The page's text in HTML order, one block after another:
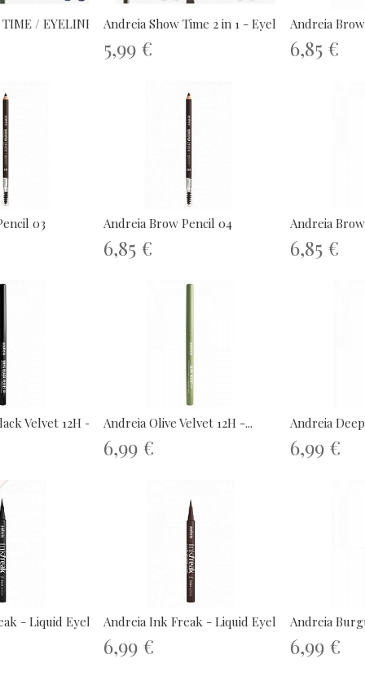
/ EYELINER Andreia Show Time 2 in 1 - Eyeliner...
5,99 €
Andreia
6,85 €
03 Andreia Brow Pencil 04
6,85 €
Andreia
6,85 €
Velvet 12H -... Andreia Olive Velvet 12H -...
6,99 €
Andreia
6,99 €
- Liquid Eyeliner...Andreia Ink Freak - Liquid Eyeliner...
6,99 €
Andreia
6,99 €